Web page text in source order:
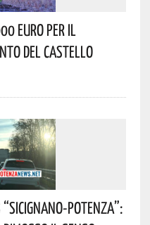
Euro Per Il
Del Castello
Potenza”: